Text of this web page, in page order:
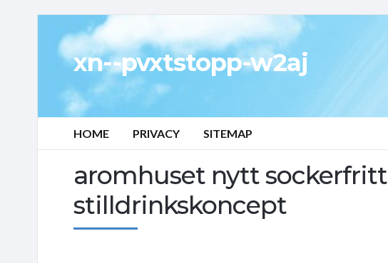
xn--pvxtstopp-w2aj
HOME PRIVACY SITEMAP
aromhuset nytt sockerfritt
stilldrinkskoncept